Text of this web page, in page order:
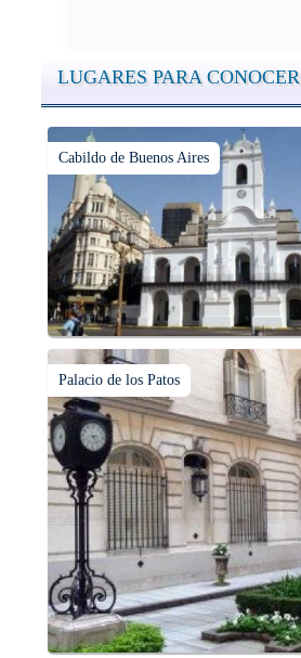
LUGARES PARA CONOCER
Cabildo de Buenos Aires
Palacio de los Patos